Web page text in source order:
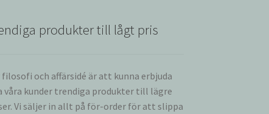
produkter till lågt pris
filosofi och affärsidé är att kunna erbjuda
våra kunder trendiga produkter till lägre
Vi säljer in allt på för-order för att slippa